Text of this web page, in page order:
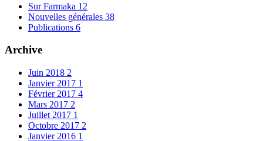
Sur Farmaka 12
Nouvelles générales 38
Publications 6
Archive
Juin 2018 2
Janvier 2017 1
Février 2017 4
Mars 2017 2
Juillet 2017 1
Octobre 2017 2
Janvier 2016 1